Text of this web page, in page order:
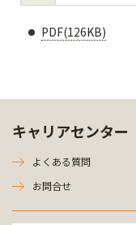
PDF(126KB)
キャリアセンター
よくある質問
お問合せ